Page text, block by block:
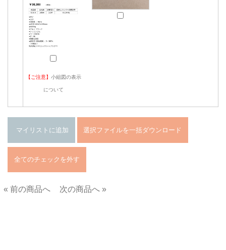
【ご注意】 小組図の表示
について
« 前の商品へ
次の商品へ »